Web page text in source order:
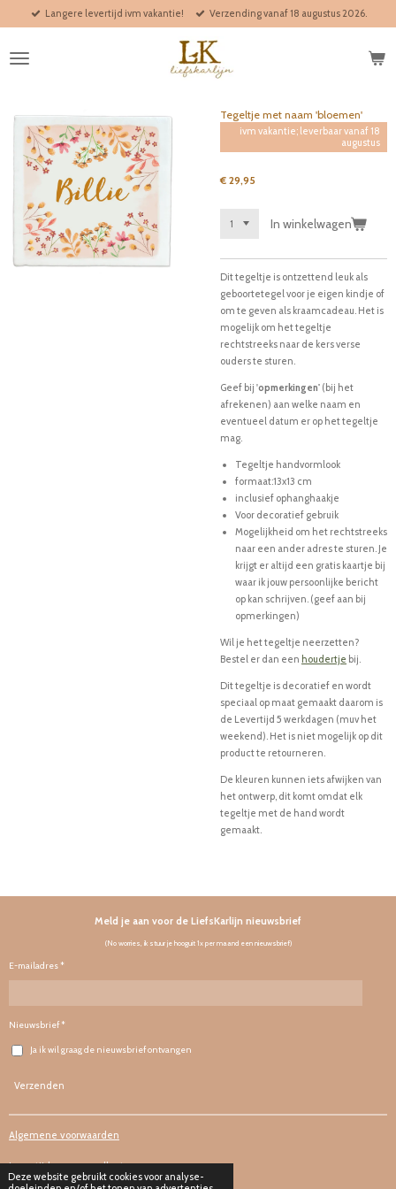
Deze website gebruikt cookies voor analyse-
de
Langere levertijd ivm vakantie! Verzending vanaf 18 augustus 2026.
Tegeltje met naam 'bloemen'
ivm vakantie; leverbaar vanaf 18
augustus
€ 29,95
In winkelwagen
Dit tegeltje is ontzettend leuk als
geboortetegel voor je eigen kindje of
om te geven als kraamcadeau. Het is
mogelijk om het tegeltje
rechtstreeks naar de kers verse
ouders te sturen.
Geef bij 'opmerkingen' (bij het
afrekenen) aan welke naam en
eventueel datum er op het tegeltje
mag.
Tegeltje handvormlook
formaat:13x13 cm
inclusief ophanghaakje
Voor decoratief gebruik
Mogelijkheid om het rechtstreeks
naar een ander adres te sturen. Je
krijgt er altijd een gratis kaartje bij
waar ik jouw persoonlijke bericht
op kan schrijven. (geef aan bij
opmerkingen)
Wil je het tegeltje neerzetten?
Bestel er dan een houdertje bij.
Dit tegeltje is decoratief en wordt
speciaal op maat gemaakt daarom is
de Levertijd 5 werkdagen (muv het
weekend). Het is niet mogelijk op dit
product te retourneren.
De kleuren kunnen iets afwijken van
het ontwerp, dit komt omdat elk
tegeltje met de hand wordt
gemaakt.
Meld je aan voor de LiefsKarlijn nieuwsbrief
(No worries, ik stuur je hooguit 1x per maand een nieuwsbrief)
E-mailadres *
Nieuwsbrief *
Ja ik wil graag de nieuwsbrief ontvangen
Verzenden
Algemene voorwaarden
Levertijd en verzendkosten